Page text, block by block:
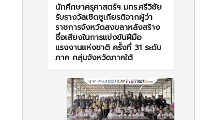
นักศึกษาครุศาสตร์ฯ มทร.ศรีวิชัย
รับรางวัลเชิดชูเกียรติจากผู้ว่า
ราชการจังหวัดสงขลาหลังสร้าง
ชื่อเสียงในการแข่งขันฝีมือ
แรงงานแห่งชาติ ครั้งที่ 31 ระดับ
ภาค กลุ่มจังหวัดภาคใต้